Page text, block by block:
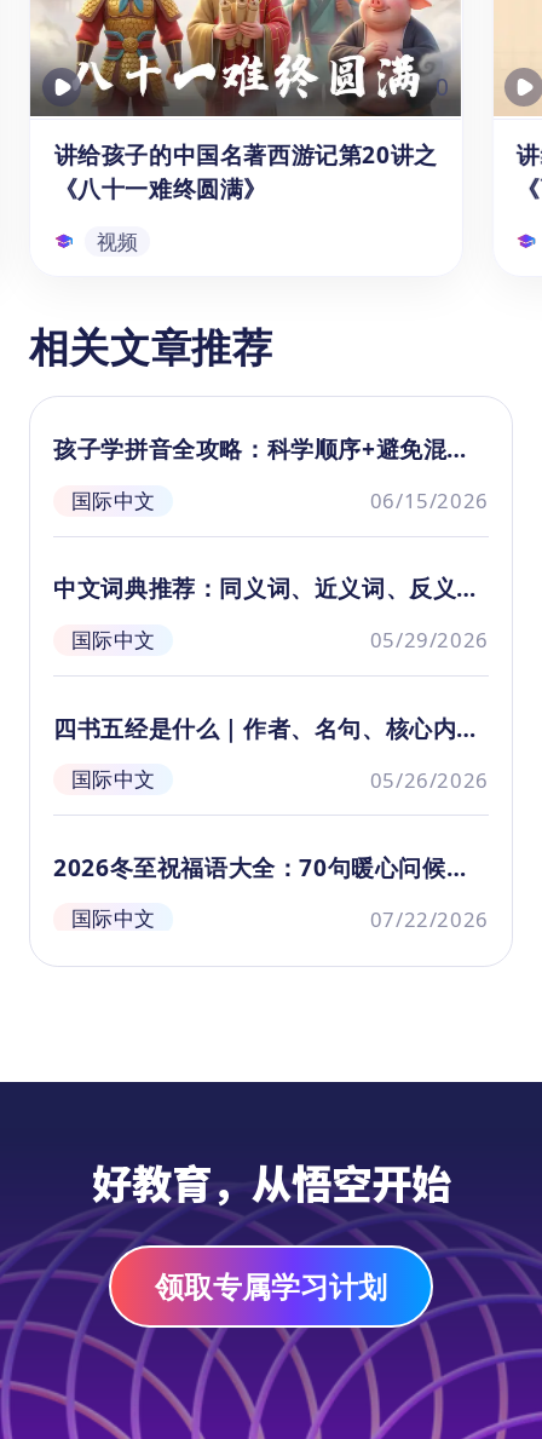
0
讲给孩子的中国名著西游记第20讲之
《八十一难终圆满》
视频
讲给孩子的中国名著西游记第20讲
之《八十一难终圆满》
八大金刚护航归途，唐僧师徒在云端行
尽，还差一难方能圆满。于是，八大金
刚在菩萨的示意下，轻轻一推，将师徒
四人送入了变幻莫测的通天河中。他们
在通天河东岸遇到了曾驮他们过河的大
白龟，本以为这一位旧相识的故人能助
他们一臂之力，但是他们似乎遗忘了一
个曾经许给大白龟的承诺……
视频
相关文章推荐
孩子学拼音全攻略：科学顺序+避免混淆
国际中文 06/15/2026
中文词典推荐：同义词、近义词、反义词
词典推荐（2026）
国际中文 05/29/2026
四书五经是什么｜作者、名句、核心内容
大全
国际中文 05/26/2026
2026冬至祝福语大全：70句暖心问候，
陪孩子感受最地道的中国式温暖
国际中文 07/22/2026
好教育，从悟空开始
领取专属学习计划